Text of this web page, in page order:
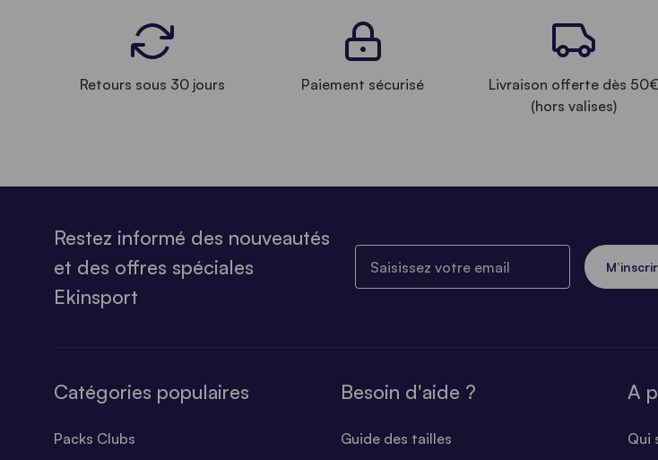
Retours sous 30 jours Paiement sécurisé
Livraison offerte dès 50€
(hors valises)
Restez informé des nouveautés
et des offres spéciales
Ekinsport
Catégories populaires
Packs Clubs
Besoin d'aide ?
Guide des tailles
A
Qui